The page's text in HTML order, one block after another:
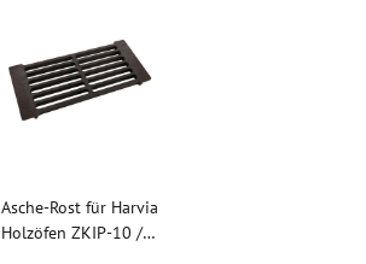
Asche-Rost für Harvia
Holzöfen ZKIP-10 /